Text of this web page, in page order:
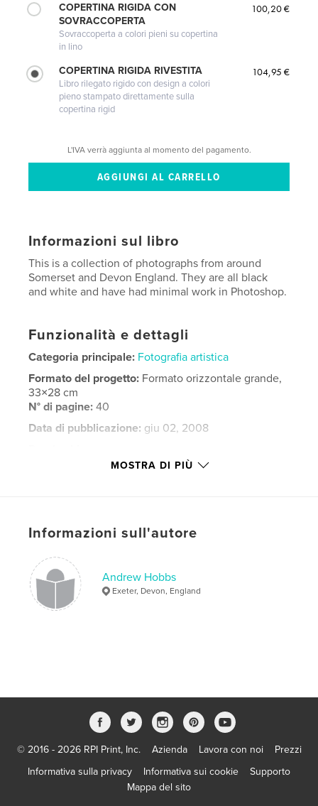
COPERTINA RIGIDA CON
SOVRACCOPERTA
Sovraccoperta a colori pieni su copertina
in lino
100,20 €
COPERTINA RIGIDA RIVESTITA
Libro rilegato rigido con design a colori
pieno stampato direttamente sulla
copertina rigid
104,95 €
L'IVA verrà aggiunta al momento del pagamento.
Informazioni sul libro
This is a collection of photographs from around
Somerset and Devon England. They are all black
and white and have had minimal work in Photoshop.
Funzionalità e dettagli
Categoria principale: Fotografia artistica
Formato del progetto: Formato orizzontale grande,
33×28 cm
N° di pagine:40
Data di pubblicazione: giu 02, 2008
Tree , Moorland
, Exmoor , Water
MOSTRA DI PIÙ
Informazioni sull'autore
Andrew Hobbs
Exeter, Devon, England
© 2016 - 2026 RPI Print, Inc. Azienda Lavora con noi
Prezzi
Informativa sulla privacy
Informativa sui cookie
Supporto
Mappa del sito